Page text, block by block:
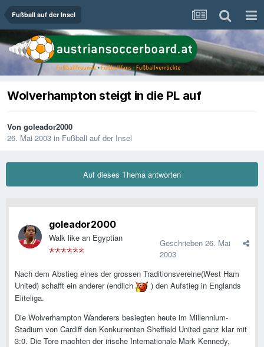
Fußball auf der Insel
Wolverhampton steigt in die PL auf
Von goleador2000
26. Mai 2003 in Fußball auf der Insel
Auf dieses Thema antworten
goleador2000
Walk like an Egyptian Geschrieben 26. Mai
2003
Nach dem Abstieg eines der grossen Traditionsvereine(West Ham
United) schafft ein anderer (endlich
) den Aufstieg in Englands
Eliteliga.
Die Wolverhampton Wanderers besiegten heute im Millennium-
Stadium von Cardiff den Konkurrenten Sheffield United ganz klar mit
3:0. Die Tore machten der irische Internationale Mark Kennedy,